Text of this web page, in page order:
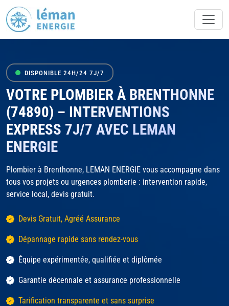
DISPONIBLE 24H/24 7J/7
VOTRE PLOMBIER À BRENTHONNE
(74890) – INTERVENTIONS
EXPRESS 7J/7 AVEC LEMAN
ENERGIE
Plombier à Brenthonne, LEMAN ENERGIE vous accompagne dans
tous vos projets ou urgences plomberie : intervention rapide,
service local, devis gratuit.
Devis Gratuit, Agréé Assurance
Dépannage rapide sans rendez-vous
Équipe expérimentée, qualifiée et diplômée
Garantie décennale et assurance professionnelle
Tarification transparente et sans surprise